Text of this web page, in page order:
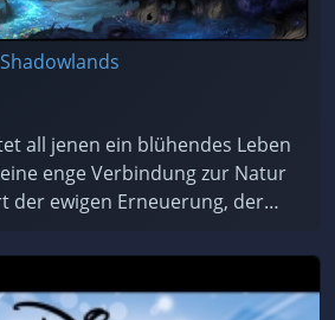
all jenen ein blühendes Leben
enge Verbindung zur Natur
der ewigen Erneuerung, der